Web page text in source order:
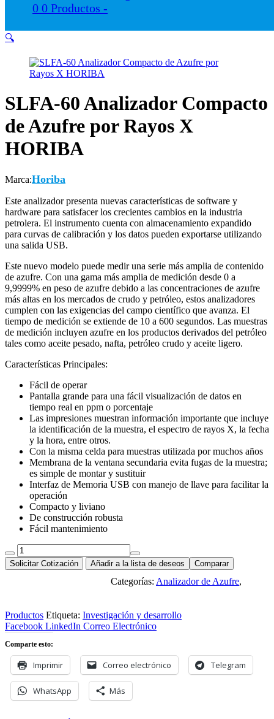
0 0 Productos -
🔍
SLFA-60 Analizador Compacto
de Azufre por Rayos X
HORIBA
Marca:Horiba
Este analizador presenta nuevas características de software y
hardware para satisfacer los crecientes cambios en la industria
petrolera. El instrumento cuenta con almacenamiento expandido
para curvas de calibración y los datos pueden exportarse utilizando
una salida USB.
Este nuevo modelo puede medir una serie más amplia de contenido
de azufre. Con una gama más amplia de medición desde 0 a
9,9999% en peso de azufre debido a las concentraciones de azufre
más altas en los mercados de crudo y petróleo, estos analizadores
cumplen con las exigencias del campo científico que avanza. El
tiempo de medición se extiende de 10 a 600 segundos. Las muestras
de medición incluyen azufre en los productos derivados del petróleo
tales como aceite pesado, nafta, petróleo crudo y aceite ligero.
Características Principales:
Fácil de operar
Pantalla grande para una fácil visualización de datos en
tiempo real en ppm o porcentaje
Las impresiones muestran información importante que incluye
la identificación de la muestra, el espectro de rayos X, la fecha
y la hora, entre otros.
Con la misma celda para muestras utilizada por muchos años
Membrana de la ventana secundaria evita fugas de la muestra;
es simple de montar y sustituir
Interfaz de Memoria USB con manejo de llave para facilitar la
operación
Compacto y liviano
De construcción robusta
Fácil mantenimiento
SLFA-
60
Analizador
por
Rayos
HORIBA
cantidad
Solicitar Cotización Añadir a la lista de deseos Comparar
Categorías: Analizador de Azufre,
Productos Etiqueta: Investigación y desarrollo
Facebook LinkedIn Correo Electrónico
Comparte esto:
Imprimir Correo electrónico Telegram
WhatsApp Más